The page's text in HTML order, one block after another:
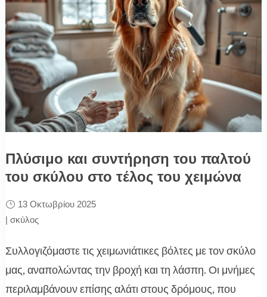
Πλύσιμο και συντήρηση του παλτού
του σκύλου στο τέλος του χειμώνα
13 Οκτωβρίου 2025
| σκύλος
Συλλογιζόμαστε τις χειμωνιάτικες βόλτες με τον σκύλο
μας, αναπολώντας την βροχή και τη λάσπη. Οι μνήμες
περιλαμβάνουν επίσης αλάτι στους δρόμους, που